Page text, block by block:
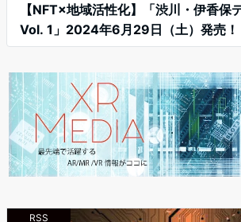
【NFT×地域活性化】「渋川・伊香保
Vol. 1」2024年6月29日（土）発売！
RSS